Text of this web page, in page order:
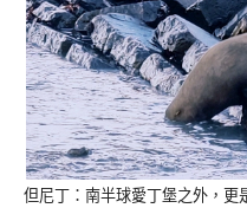
但尼丁：南半球愛丁堡之外，